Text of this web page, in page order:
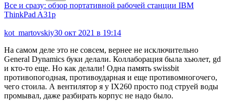
Все и сразу: обзор портативной рабочей станции IBM
ThinkPad A31p
kot_martovskiy30 окт 2021 в 19:14
На самом деле это не совсем, вернее не исключительно
General Dynamics буки делали. Коллаборация была хьюлет, gd
и кто-то еще. Но как делали! Одна память swissbit
противопогодная, противоударная и еще противомногочего,
чего стоила. А вентилятор я у IX260 просто под струей воды
промывал, даже разбирать корпус не надо было.